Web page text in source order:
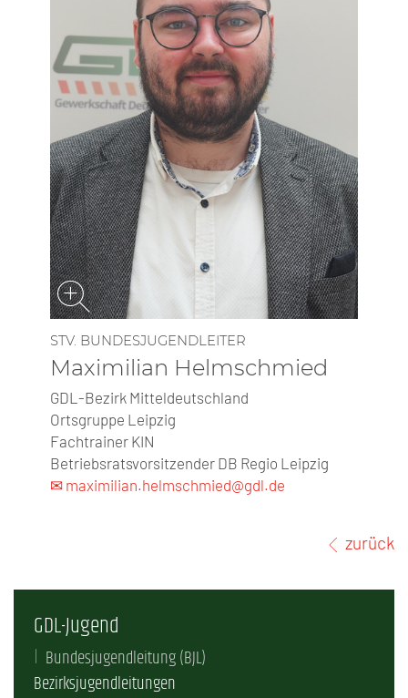
STV. BUNDESJUGENDLEITER
Maximilian Helmschmied
GDL-Bezirk Mitteldeutschland
Ortsgruppe Leipzig
Fachtrainer KIN
Betriebsratsvorsitzender DB Regio Leipzig
✉ maximilian.helmschmied@gdl.de
zurück
GDL-Jugend
Bundesjugendleitung (BJL)
Bezirksjugendleitungen